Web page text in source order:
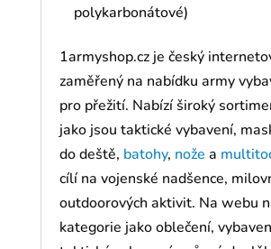
polykarbonátové)
1armyshop.cz je český
zaměřený na nabídku army
pro přežití. Nabízí široký
jako jsou taktické vybavení,
do deště, batohy, nože a
cílí na vojenské nadšence,
outdoorových aktivit. Na webu
kategorie jako oblečení,